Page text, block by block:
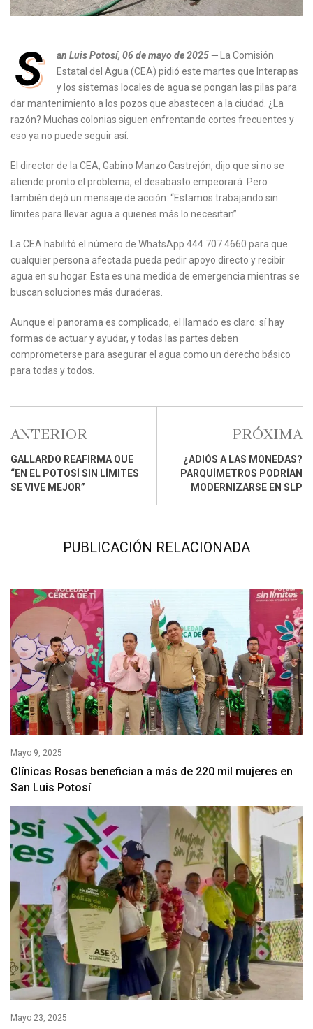
S an Luis Potosí, 06 de mayo de 2025 —La Comisión
Estatal del Agua (CEA) pidió este martes que Interapas
y los sistemas locales de agua se pongan las pilas para
dar mantenimiento a los pozos que abastecen a la ciudad. ¿La
razón? Muchas colonias siguen enfrentando cortes frecuentes y
eso ya no puede seguir así.
El director de la CEA, Gabino Manzo Castrejón, dijo que si no se
atiende pronto el problema, el desabasto empeorará. Pero
también dejó un mensaje de acción: “Estamos trabajando sin
límites para llevar agua a quienes más lo necesitan”.
La CEA habilitó el número de WhatsApp 444 707 4660 para que
cualquier persona afectada pueda pedir apoyo directo y recibir
agua en su hogar. Esta es una medida de emergencia mientras se
buscan soluciones más duraderas.
Aunque el panorama es complicado, el llamado es claro: sí hay
formas de actuar y ayudar, y todas las partes deben
comprometerse para asegurar el agua como un derecho básico
para todas y todos.
ANTERIOR
GALLARDO REAFIRMA QUE
“EN EL POTOSÍ SIN LÍMITES
SE VIVE MEJOR”
PRÓXIMA
¿ADIÓS A LAS MONEDAS?
PARQUÍMETROS PODRÍAN
MODERNIZARSE EN SLP
PUBLICACIÓN RELACIONADA
Mayo 9, 2025
Clínicas Rosas benefician a más de 220 mil mujeres en
San Luis Potosí
Mayo 23, 2025